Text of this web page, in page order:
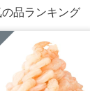
の品ランキング